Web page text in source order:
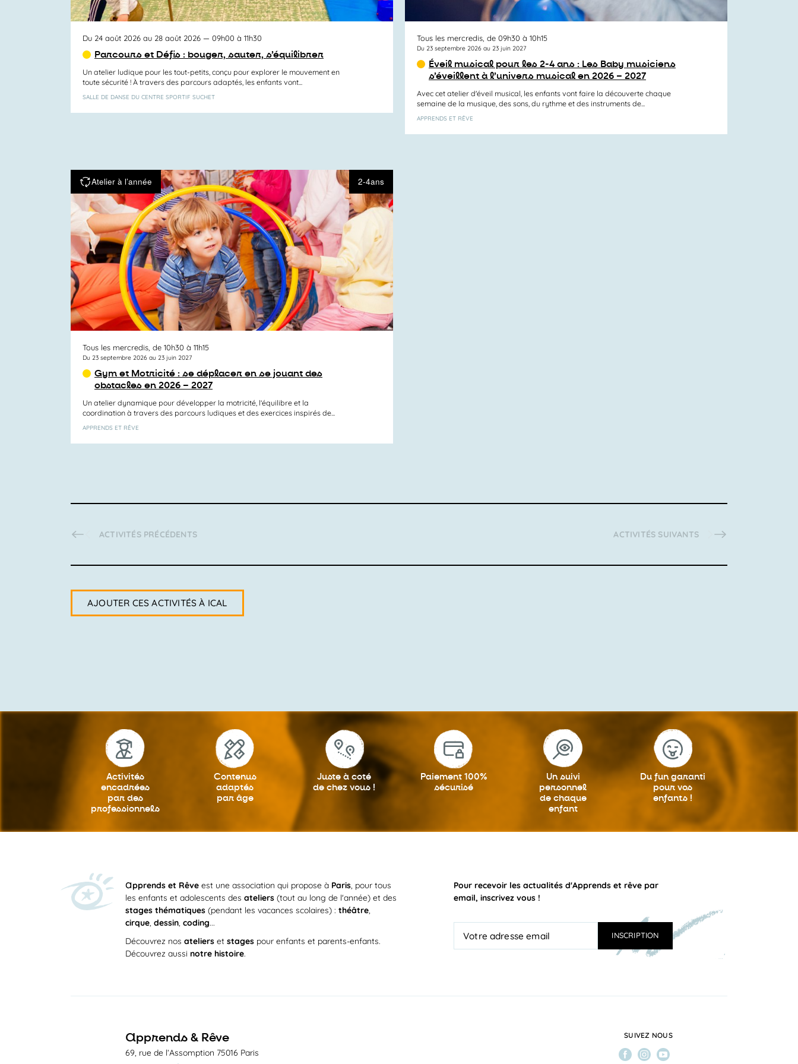
Du 24 août 2026 au 28 août 2026 — 09h00 à 11h30
Parcours et Défis : bouger, sauter, s’équilibrer
Un atelier ludique pour les tout-petits, conçu pour explorer le mouvement en
toute sécurité ! À travers des parcours adaptés, les enfants vont...
SALLE DE DANSE DU CENTRE SPORTIF SUCHET
Tous les mercredis, de 09h30 à 10h15
Du 23 septembre 2026 au 23 juin 2027
Éveil musical pour les 2-4 ans : Les Baby musiciens
s’éveillent à l’univers musical en 2026 – 2027
Avec cet atelier d'éveil musical, les enfants vont faire la découverte chaque
semaine de la musique, des sons, du rythme et des instruments de...
APPRENDS ET RÊVE
Atelier à l’année 2-4ans
Tous les mercredis, de 10h30 à 11h15
Du 23 septembre 2026 au 23 juin 2027
Gym et Motricité : se déplacer en se jouant des
obstacles en 2026 – 2027
Un atelier dynamique pour développer la motricité, l’équilibre et la
coordination à travers des parcours ludiques et des exercices inspirés de...
APPRENDS ET RÊVE
ACTIVITÉSPRÉCÉDENTS ACTIVITÉS SUIVANTS
AJOUTER CES ACTIVITÉS À ICAL
Activités
encadrées
par des
professionnels
Contenus
adaptés
par âge
Juste à coté
de chez vous !
Paiement 100%
sécurisé
Un suivi
personnel
de chaque
enfant
Du fun garanti
pour vos
enfants !
apprends et Rêve est une association qui propose à Paris, pour tous
les enfants et adolescents desateliers (tout au long de l'année) et des
stages thématiques (pendant les vacances scolaires) :théâtre,
cirque,dessin,coding...
Découvrez nosateliers etstages pour enfants et parents-enfants.
Découvrez aussinotre histoire.
Pour recevoir les actualités d'Apprends et rêve par
email, inscrivez vous !
apprends & Rêve
69, rue de l’Assomption 75016 Paris
SUIVEZ NOUS